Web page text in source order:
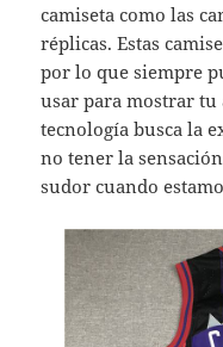
camiseta como las
réplicas. Estas
por lo que siempre
usar para mostrar tu
tecnología busca la
no tener la
sudor cuando